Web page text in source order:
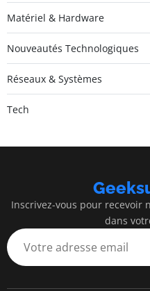
Matériel & Hardware
Nouveautés Technologiques
Réseaux & Systèmes
Tech
Inscrivez-vous pour recevoir
dans